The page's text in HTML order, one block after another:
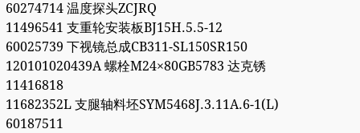
60274714 温度探头ZCJRQ
11496541 支重轮安装板BJ15H.5.5-12
60025739 下视镜总成CB311-SL150SR150
120101020439A 螺栓M24×80GB5783 达克锈
11416818
11682352L 支腿轴料坯SYM5468J.3.11A.6-1(L)
60187511